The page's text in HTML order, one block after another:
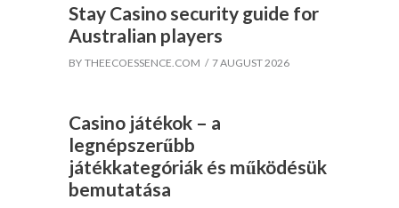
Stay Casino security guide for
Australian players
BY THEECOESSENCE.COM 7 AUGUST 2026
Casino játékok – a
legnépszerűbb
játékkategóriák és működésük
bemutatása